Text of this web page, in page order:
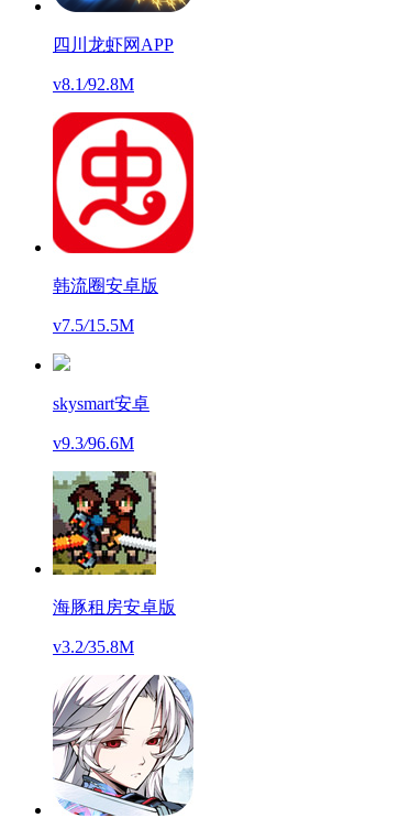
四川龙虾网APP
v8.1/92.8M
韩流圈安卓版
v7.5/15.5M
skysmart安卓
v9.3/96.6M
海豚租房安卓版
v3.2/35.8M